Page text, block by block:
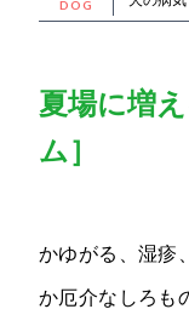
DOG
夏場に増
ム］
かゆがる、湿疹
か厄介なしろも